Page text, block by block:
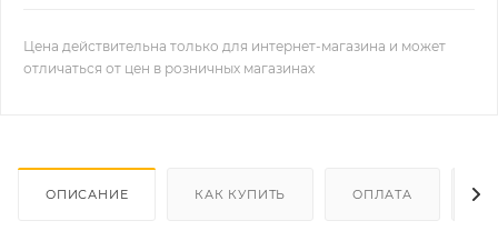
Цена действительна только для интернет-магазина и может
отличаться от цен в розничных магазинах
ОПИСАНИЕ КАК КУПИТЬ ОПЛАТА